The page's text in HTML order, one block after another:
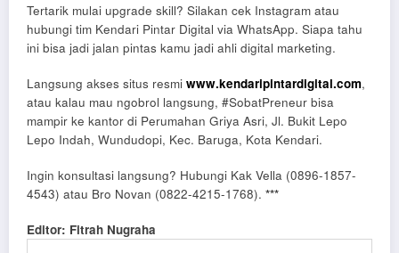
Tertarik mulai upgrade skill? Silakan cek Instagram atau
hubungi tim Kendari Pintar Digital via WhatsApp. Siapa tahu
ini bisa jadi jalan pintas kamu jadi ahli digital marketing.
Langsung akses situs resmi www.kendaripintardigital.com,
atau kalau mau ngobrol langsung, #SobatPreneur bisa
mampir ke kantor di Perumahan Griya Asri, Jl. Bukit Lepo
Lepo Indah, Wundudopi, Kec. Baruga, Kota Kendari.
Ingin konsultasi langsung? Hubungi Kak Vella (0896-1857-
4543) atau Bro Novan (0822-4215-1768). ***
Editor: Fitrah Nugraha